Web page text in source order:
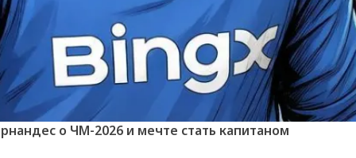
о ЧМ-2026 и мечте стать капитаном